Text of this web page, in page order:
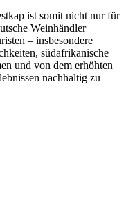
ist somit nicht nur für
Weinhändler
– insbesondere
südafrikanische
und von dem erhöhten
nachhaltig zu